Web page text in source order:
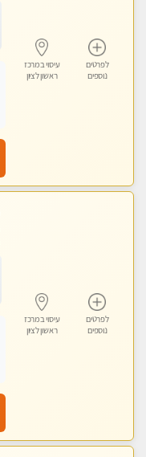
לפרטים
נוספים
עיסוי במרכז
ראשון לציון
לפרטים
נוספים
עיסוי במרכז
ראשון לציון